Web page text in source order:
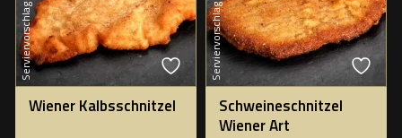
Serviervorschlag
Wiener Kalbsschnitzel
Serviervorschlag
Schweineschnitzel
Wiener Art